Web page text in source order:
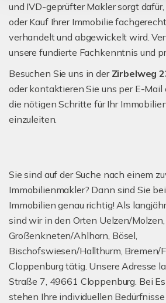
und IVD-geprüfter Makler sorgt
oder Kauf Ihrer Immobilie
verhandelt und abgewickelt wird.
unsere fundierte Fachkenntnis und
Besuchen Sie uns in der Zirbelweg
oder kontaktieren Sie uns per E-Mail
die nötigen Schritte für Ihr
einzuleiten.
Sie sind auf der Suche nach einem
Immobilienmakler? Dann sind Sie
Immobilien genau richtig! Als
sind wir in den Orten Uelzen/Molzen,
Großenkneten/Ahlhorn, Bösel,
Bischofswiesen/Hallthurm, Bremen/
Cloppenburg tätig. Unsere Adresse
Straße 7, 49661 Cloppenburg. Bei
stehen Ihre individuellen